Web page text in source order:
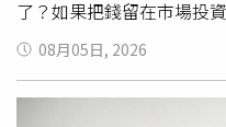
網路上也要有話題。」她
造歡樂，也能在網路平台
會一路滑到節目內容。
了？如果把錢留在市場投
維」？EBC《韓森說房事
總監徐佳馨及高力國際業
提醒，「不要提前還房貸
08月05日, 2026